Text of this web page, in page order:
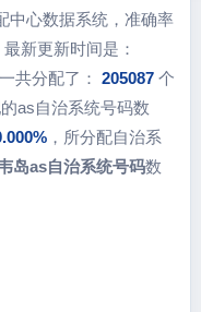
中心数据系统，准确率
新更新时间是：
共分配了： 205087个
as自治系统号码数
，所分配自治系
岛as自治系统号码数